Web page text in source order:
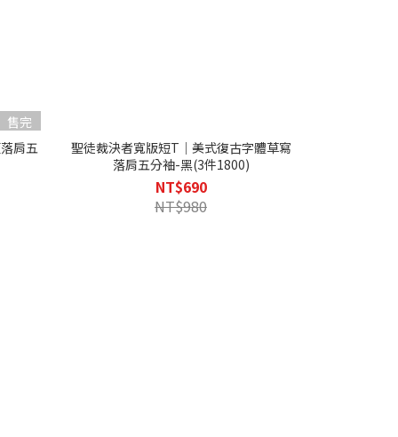
售完
肩五
聖徒裁決者寬版短T｜美式復古字體草寫
落肩五分袖-黑(3件1800)
NT$690
NT$980